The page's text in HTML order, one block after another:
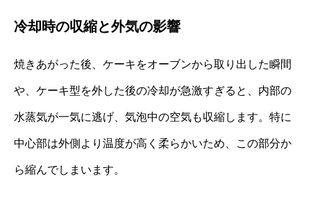
冷却時の収縮と外気の影響
焼きあがった後、ケーキをオーブンから取り出した瞬間
や、ケーキ型を外した後の冷却が急激すぎると、内部の
水蒸気が一気に逃げ、気泡中の空気も収縮します。特に
中心部は外側より温度が高く柔らかいため、この部分か
ら縮んでしまいます。